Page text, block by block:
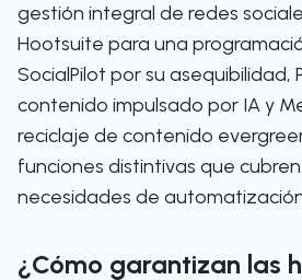
gestión integral de redes
Hootsuite para una
SocialPilot por su asequibilidad,
contenido impulsado por IA y
reciclaje de contenido
funciones distintivas que
necesidades de
¿Cómo garantizan las